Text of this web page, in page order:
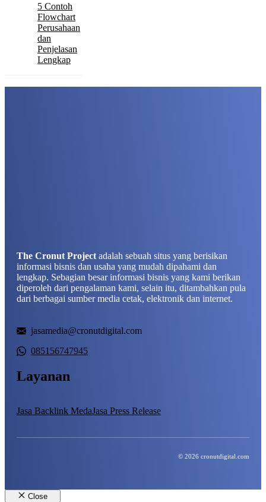
5 Contoh
Flowchart
Perusahaan
dan
Penjelasan
Lengkap
The Cronut Project adalah sebuah situs yang berisikan
informasi bisnis dan usaha yang mudah dipahami dan
lengkap. Sebagian besar informasi bisnis yang kami berikan
diperoleh dari pengalaman kami, selain itu, ditambahkan pula
dari berbagai sumber media cetak, elektronik dan internet.
jasamedia@cronutdigital.com
085156747945
Layanan
Jasa Backlink MedaJasa Press Release
© 2026 cronutdigital.com
Close